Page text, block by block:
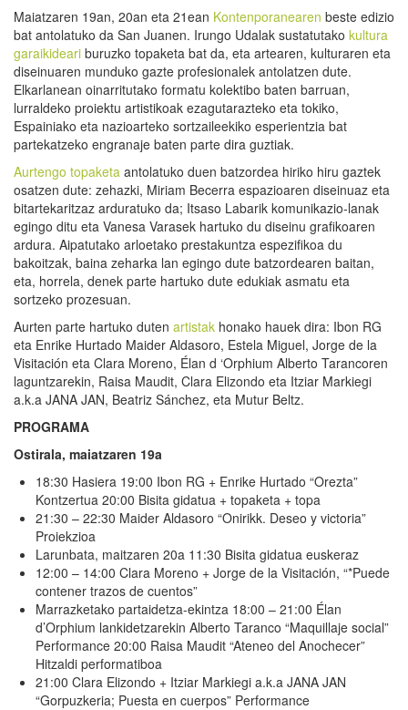
Maiatzaren 19an, 20an eta 21ean Kontenporanearen beste edizio
bat antolatuko da San Juanen. Irungo Udalak sustatutako kultura
garaikideari buruzko topaketa bat da, eta artearen, kulturaren eta
diseinuaren munduko gazte profesionalek antolatzen dute.
Elkarlanean oinarritutako formatu kolektibo baten barruan,
lurraldeko proiektu artistikoak ezagutarazteko eta tokiko,
Espainiako eta nazioarteko sortzaileekiko esperientzia bat
partekatzeko engranaje baten parte dira guztiak.
Aurtengo topaketa antolatuko duen batzordea hiriko hiru gaztek
osatzen dute: zehazki, Miriam Becerra espazioaren diseinuaz eta
bitartekaritzaz arduratuko da; Itsaso Labarik komunikazio-lanak
egingo ditu eta Vanesa Varasek hartuko du diseinu grafikoaren
ardura. Aipatutako arloetako prestakuntza espezifikoa du
bakoitzak, baina zeharka lan egingo dute batzordearen baitan,
eta, horrela, denek parte hartuko dute edukiak asmatu eta
sortzeko prozesuan.
Aurten parte hartuko duten artistak honako hauek dira: Ibon RG
eta Enrike Hurtado Maider Aldasoro, Estela Miguel, Jorge de la
Visitación eta Clara Moreno, Élan d ‘Orphium Alberto Tarancoren
laguntzarekin, Raisa Maudit, Clara Elizondo eta Itziar Markiegi
a.k.a JANA JAN, Beatriz Sánchez, eta Mutur Beltz.
PROGRAMA
Ostirala, maiatzaren 19a
18:30 Hasiera 19:00 Ibon RG + Enrike Hurtado “Orezta”
Kontzertua 20:00 Bisita gidatua + topaketa + topa
21:30 – 22:30 Maider Aldasoro “Onirikk. Deseo y victoria”
Proiekzioa
Larunbata, maitzaren 20a 11:30 Bisita gidatua euskeraz
12:00 – 14:00 Clara Moreno + Jorge de la Visitación, “*Puede
contener trazos de cuentos”
Marrazketako partaidetza-ekintza 18:00 – 21:00 Élan
d’Orphium lankidetzarekin Alberto Taranco “Maquillaje social”
Performance 20:00 Raisa Maudit “Ateneo del Anochecer”
Hitzaldi performatiboa
21:00 Clara Elizondo + Itziar Markiegi a.k.a JANA JAN
“Gorpuzkeria; Puesta en cuerpos” Performance